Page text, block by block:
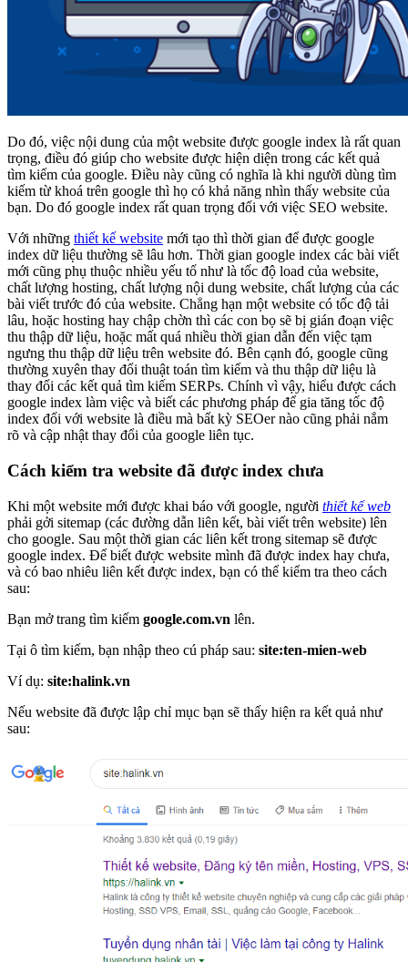
Do đó, việc nội dung của một website được google index là rất quan
trọng, điều đó giúp cho website được hiện diện trong các kết quả
tìm kiếm của google. Điều này cũng có nghĩa là khi người dùng tìm
kiếm từ khoá trên google thì họ có khả năng nhìn thấy website của
bạn. Do đó google index rất quan trọng đối với việc SEO website.
Với những thiết kế website mới tạo thì thời gian để được google
index dữ liệu thường sẽ lâu hơn. Thời gian google index các bài viết
mới cũng phụ thuộc nhiều yếu tố như là tốc độ load của website,
chất lượng hosting, chất lượng nội dung website, chất lượng của các
bài viết trước đó của website. Chẳng hạn một website có tốc độ tải
lâu, hoặc hosting hay chập chờn thì các con bọ sẽ bị gián đoạn việc
thu thập dữ liệu, hoặc mất quá nhiều thời gian dẫn đến việc tạm
ngưng thu thập dữ liệu trên website đó. Bên cạnh đó, google cũng
thường xuyên thay đổi thuật toán tìm kiếm và thu thập dữ liệu là
thay đổi các kết quả tìm kiếm SERPs. Chính vì vậy, hiểu được cách
google index làm việc và biết các phương pháp để gia tăng tốc độ
index đối với website là điều mà bất kỳ SEOer nào cũng phải nắm
rõ và cập nhật thay đổi của google liên tục.
Cách kiểm tra website đã được index chưa
Khi một website mới được khai báo với google, người thiết kế web
phải gởi sitemap (các đường dẫn liên kết, bài viết trên website) lên
cho google. Sau một thời gian các liên kết trong sitemap sẽ được
google index. Để biết được website mình đã được index hay chưa,
và có bao nhiêu liên kết được index, bạn có thể kiểm tra theo cách
sau:
Bạn mở trang tìm kiếm google.com.vn lên.
Tại ô tìm kiếm, bạn nhập theo cú pháp sau: site:ten-mien-web
Ví dụ: site:halink.vn
Nếu website đã được lập chỉ mục bạn sẽ thấy hiện ra kết quả như
sau: